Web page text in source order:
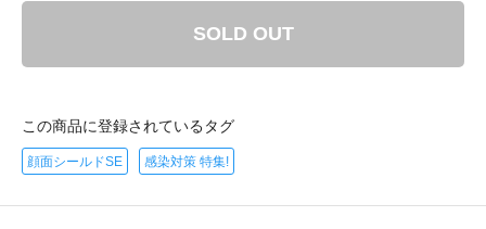
SOLD OUT
この商品に登録されているタグ
顔面シールドSE 感染対策 特集!